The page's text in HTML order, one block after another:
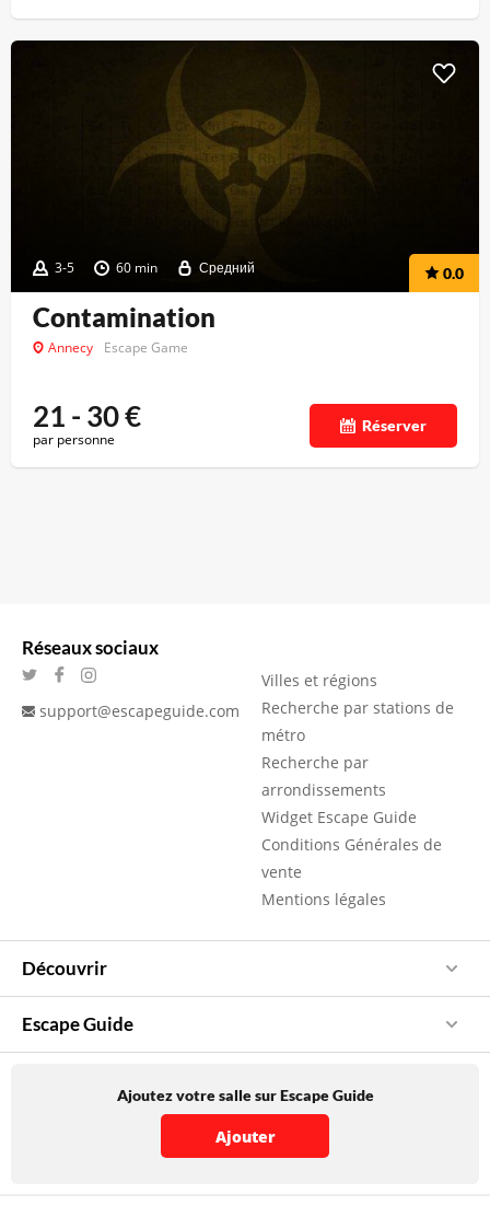
3-5 60 min Средний 0.0
Contamination
Annecy Escape Game
21 - 30€
par personne
Réserver
Réseaux sociaux
support@escapeguide.com
Villes et régions
Recherche par stations de
métro
Recherche par
arrondissements
Widget Escape Guide
Conditions Générales de
vente
Mentions légales
Découvrir
Escape Guide
Ajoutez votre salle sur Escape Guide
Ajouter